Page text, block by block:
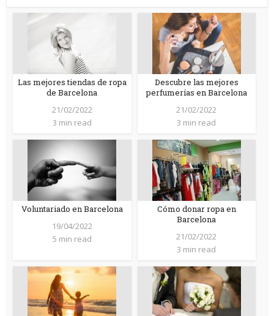
Las mejores tiendas de ropa
de Barcelona
21/02/2022
3 min read
Descubre las mejores
perfumerías en Barcelona
21/02/2022
3 min read
Voluntariado en Barcelona
19/04/2022
5 min read
Cómo donar ropa en
Barcelona
21/02/2022
3 min read